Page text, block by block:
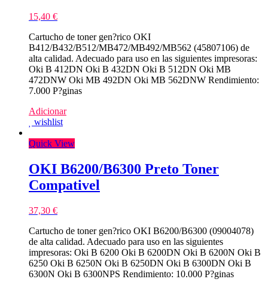
15,40 €
Cartucho de toner gen?rico OKI
B412/B432/B512/MB472/MB492/MB562 (45807106) de
alta calidad. Adecuado para uso en las siguientes impresoras:
Oki B 412DN Oki B 432DN Oki B 512DN Oki MB
472DNW Oki MB 492DN Oki MB 562DNW Rendimiento:
7.000 P?ginas
Adicionar
wishlist
Quick View
OKI B6200/B6300 Preto Toner
Compativel
37,30 €
Cartucho de toner gen?rico OKI B6200/B6300 (09004078)
de alta calidad. Adecuado para uso en las siguientes
impresoras: Oki B 6200 Oki B 6200DN Oki B 6200N Oki B
6250 Oki B 6250N Oki B 6250DN Oki B 6300DN Oki B
6300N Oki B 6300NPS Rendimiento: 10.000 P?ginas